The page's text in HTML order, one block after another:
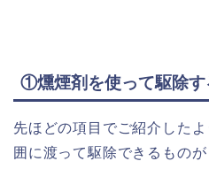
①燻煙剤を使って駆除す
先ほどの項目でご紹介した
囲に渡って駆除できるものが